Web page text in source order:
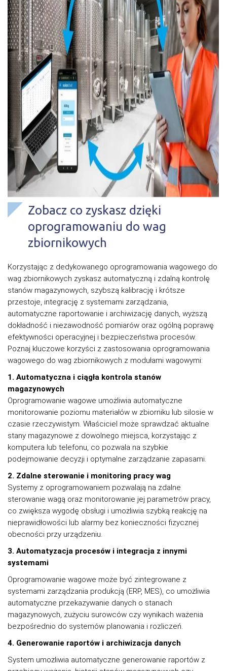
Zobacz co zyskasz dzięki
oprogramowaniu do wag
zbiornikowych
Korzystając z dedykowanego oprogramowania wagowego do
wag zbiornikowych zyskasz automatyczną i zdalną kontrolę
stanów magazynowych, szybszą kalibrację i krótsze
przestoje, integrację z systemami zarządzania,
automatyczne raportowanie i archiwizację danych, wyższą
dokładność i niezawodność pomiarów oraz ogólną poprawę
efektywności operacyjnej i bezpieczeństwa procesów.
Poznaj kluczowe korzyści z zastosowania oprogramowania
wagowego do wag zbiornikowych z modułami wagowymi:
1. Automatyczna i ciągła kontrola stanów
magazynowych
Oprogramowanie wagowe umożliwia automatyczne
monitorowanie poziomu materiałów w zbiorniku lub silosie w
czasie rzeczywistym. Właściciel może sprawdzać aktualne
stany magazynowe z dowolnego miejsca, korzystając z
komputera lub telefonu, co pozwala na szybkie
podejmowanie decyzji i optymalne zarządzanie zapasami.
2. Zdalne sterowanie i monitoring pracy wag
Systemy z oprogramowaniem pozwalają na zdalne
sterowanie wagą oraz monitorowanie jej parametrów pracy,
co zwiększa wygodę obsługi i umożliwia szybką reakcję na
nieprawidłowości lub alarmy bez konieczności fizycznej
obecności przy urządzeniu.
3. Automatyzacja procesów i integracja z innymi
systemami
Oprogramowanie wagowe może być zintegrowane z
systemami zarządzania produkcją (ERP, MES), co umożliwia
automatyczne przekazywanie danych o stanach
magazynowych, zużyciu surowców czy wynikach ważenia
bezpośrednio do systemów planowania i rozliczeń.
4. Generowanie raportów i archiwizacja danych
System umożliwia automatyczne generowanie raportów z